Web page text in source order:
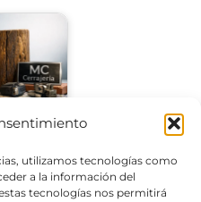
utilizamos tecnologías como
a la información del
tecnologías nos permitirá
son más